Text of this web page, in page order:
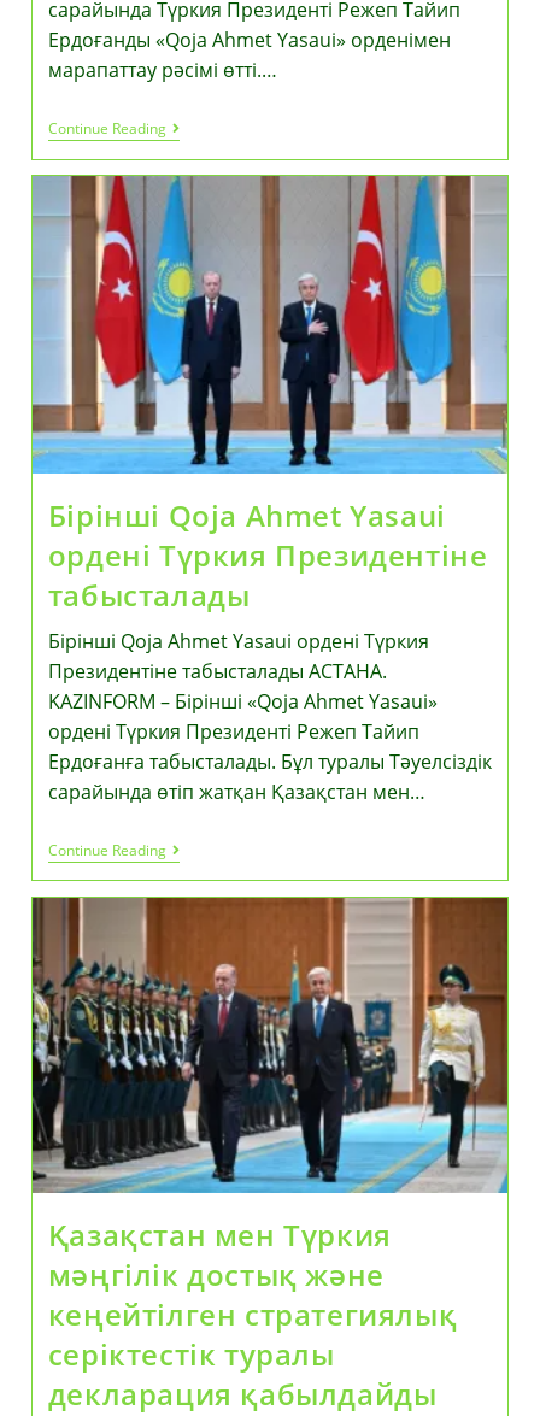
сарайында Түркия Президенті Режеп Тайип
Ердоғанды «Qoja Ahmet Yasaui» орденімен
марапаттау рәсімі өтті.…
Continue Reading«Qoja
Ahmet
Yasaui»
Ордені
Әзірет
Сұлтанның
Ұлағаты
Мен
Тағылымын
Дәріптейтін
Марапат
—
Тоқаев
Бірінші Qoja Ahmet Yasaui
ордені Түркия Президентіне
табысталады
Бірінші Qoja Ahmet Yasaui ордені Түркия
Президентіне табысталады АСТАНА.
KAZINFORM – Бірінші «Qoja Ahmet Yasaui»
ордені Түркия Президенті Режеп Тайип
Ердоғанға табысталады. Бұл туралы Тәуелсіздік
сарайында өтіп жатқан Қазақстан мен…
Continue ReadingБірінші
Qoja
Ahmet
Президентіне
Табысталады
Қазақстан мен Түркия
мәңгілік достық және
кеңейтілген стратегиялық
серіктестік туралы
декларация қабылдайды